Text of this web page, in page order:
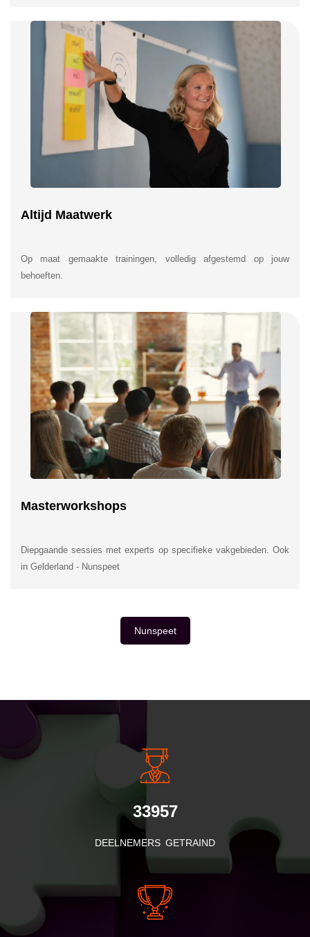
Altijd Maatwerk
Op maat gemaakte trainingen, volledig afgestemd op jouw
behoeften.
Masterworkshops
Diepgaande sessies met experts op specifieke vakgebieden. Ook
in Gelderland - Nunspeet
Nunspeet
INSIDE INFORMATIE
33957
DEELNEMERS GETRAIND